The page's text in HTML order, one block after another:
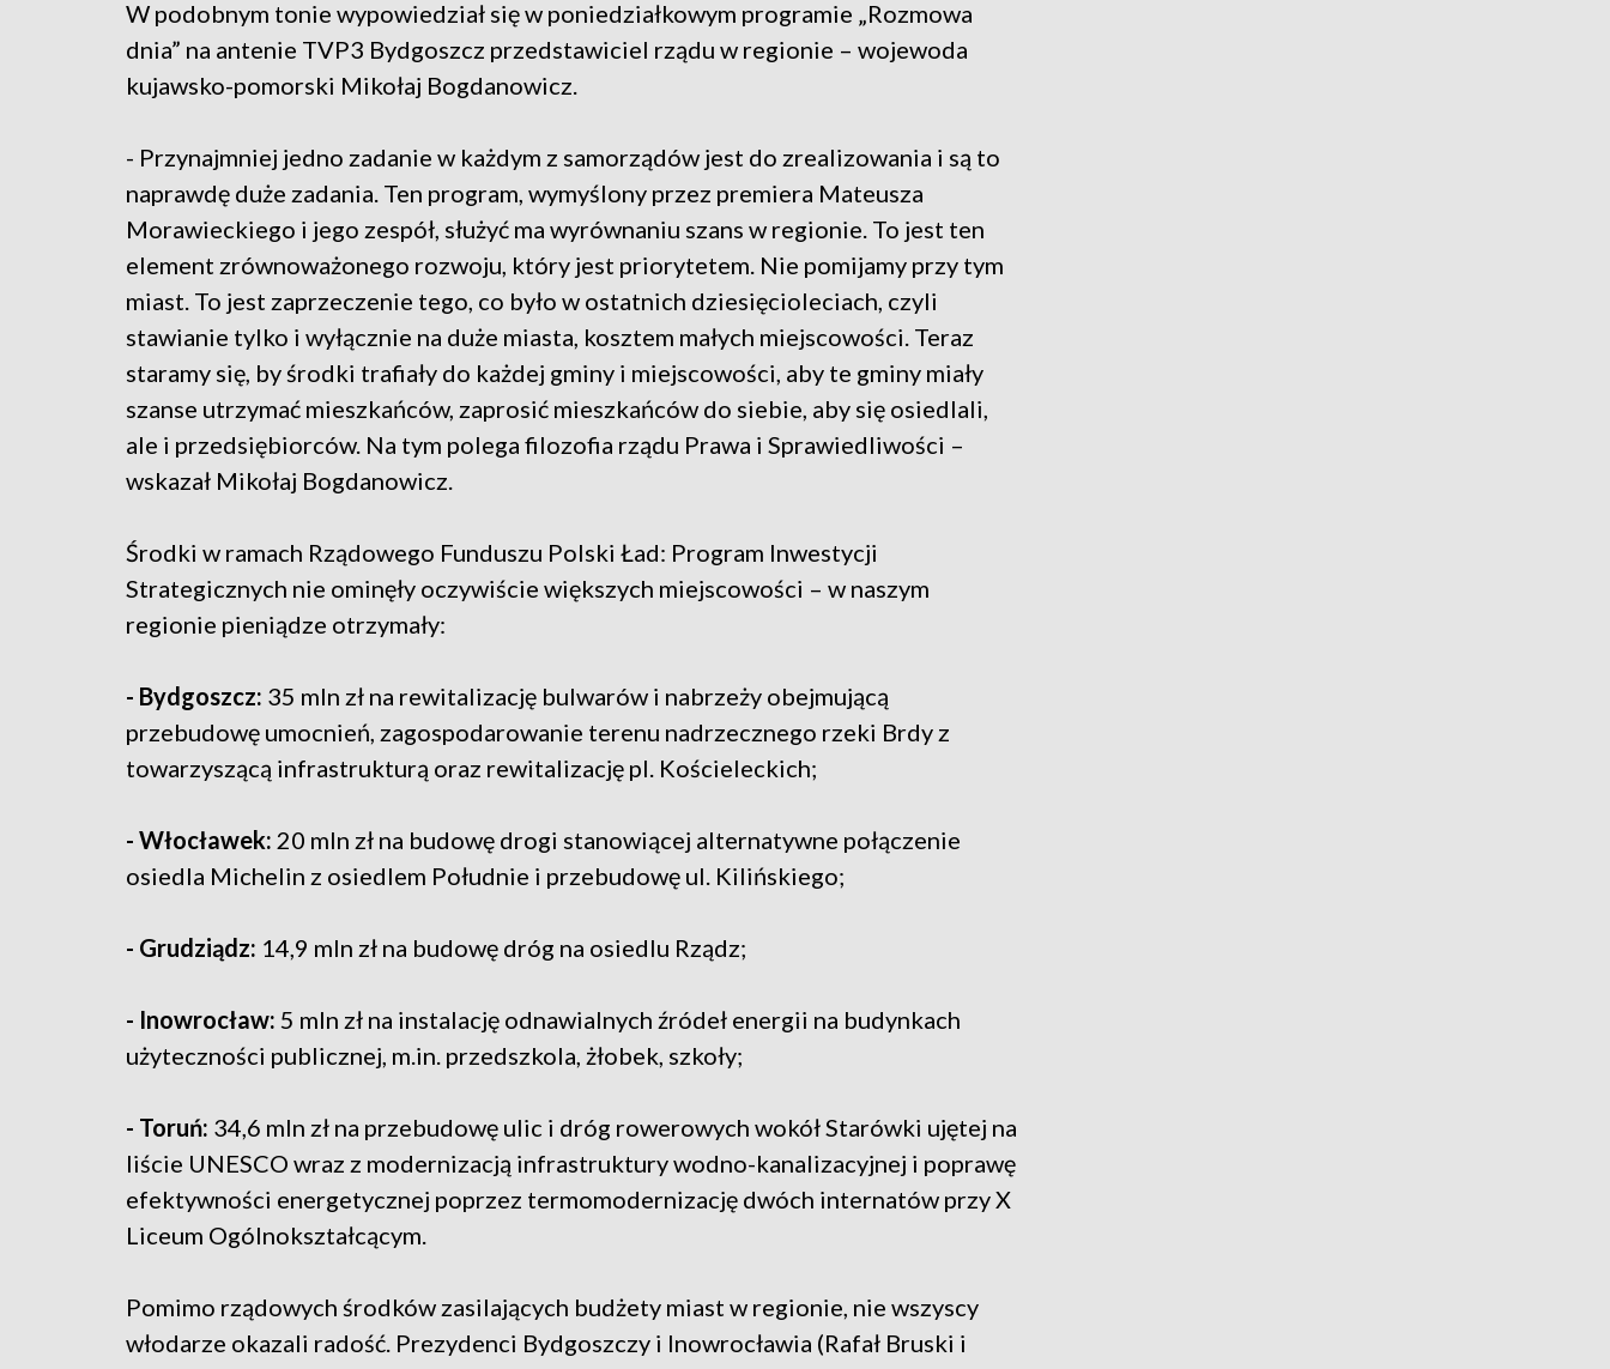
W podobnym tonie wypowiedział się w poniedziałkowym programie „Rozmowa
dnia” na antenie TVP3 Bydgoszcz przedstawiciel rządu w regionie – wojewoda
kujawsko-pomorski Mikołaj Bogdanowicz.
- Przynajmniej jedno zadanie w każdym z samorządów jest do zrealizowania i są to
naprawdę duże zadania. Ten program, wymyślony przez premiera Mateusza
Morawieckiego i jego zespół, służyć ma wyrównaniu szans w regionie. To jest ten
element zrównoważonego rozwoju, który jest priorytetem. Nie pomijamy przy tym
miast. To jest zaprzeczenie tego, co było w ostatnich dziesięcioleciach, czyli
stawianie tylko i wyłącznie na duże miasta, kosztem małych miejscowości. Teraz
staramy się, by środki trafiały do każdej gminy i miejscowości, aby te gminy miały
szanse utrzymać mieszkańców, zaprosić mieszkańców do siebie, aby się osiedlali,
ale i przedsiębiorców. Na tym polega filozofia rządu Prawa i Sprawiedliwości –
wskazał Mikołaj Bogdanowicz.
Środki w ramach Rządowego Funduszu Polski Ład: Program Inwestycji
Strategicznych nie ominęły oczywiście większych miejscowości – w naszym
regionie pieniądze otrzymały:
- Bydgoszcz: 35 mln zł na rewitalizację bulwarów i nabrzeży obejmującą
przebudowę umocnień, zagospodarowanie terenu nadrzecznego rzeki Brdy z
towarzyszącą infrastrukturą oraz rewitalizację pl. Kościeleckich;
- Włocławek: 20 mln zł na budowę drogi stanowiącej alternatywne połączenie
osiedla Michelin z osiedlem Południe i przebudowę ul. Kilińskiego;
- Grudziądz: 14,9 mln zł na budowę dróg na osiedlu Rządz;
- Inowrocław: 5 mln zł na instalację odnawialnych źródeł energii na budynkach
użyteczności publicznej, m.in. przedszkola, żłobek, szkoły;
- Toruń: 34,6 mln zł na przebudowę ulic i dróg rowerowych wokół Starówki ujętej na
liście UNESCO wraz z modernizacją infrastruktury wodno-kanalizacyjnej i poprawę
efektywności energetycznej poprzez termomodernizację dwóch internatów przy X
Liceum Ogólnokształcącym.
Pomimo rządowych środków zasilających budżety miast w regionie, nie wszyscy
włodarze okazali radość. Prezydenci Bydgoszczy i Inowrocławia (Rafał Bruski i